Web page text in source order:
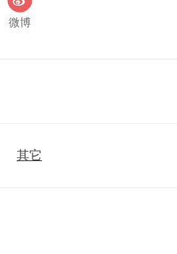
微博
其它